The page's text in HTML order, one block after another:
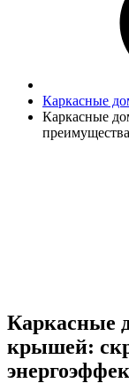
Каркасные
Каркасные
Каркасные
крышей: